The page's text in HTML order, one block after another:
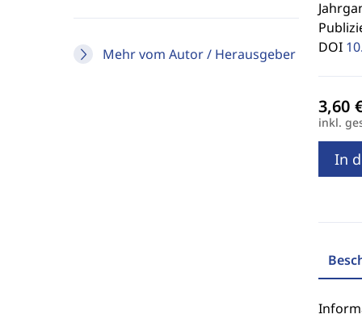
Mehr vom Autor / Herausgeber
DOI
inkl.
In